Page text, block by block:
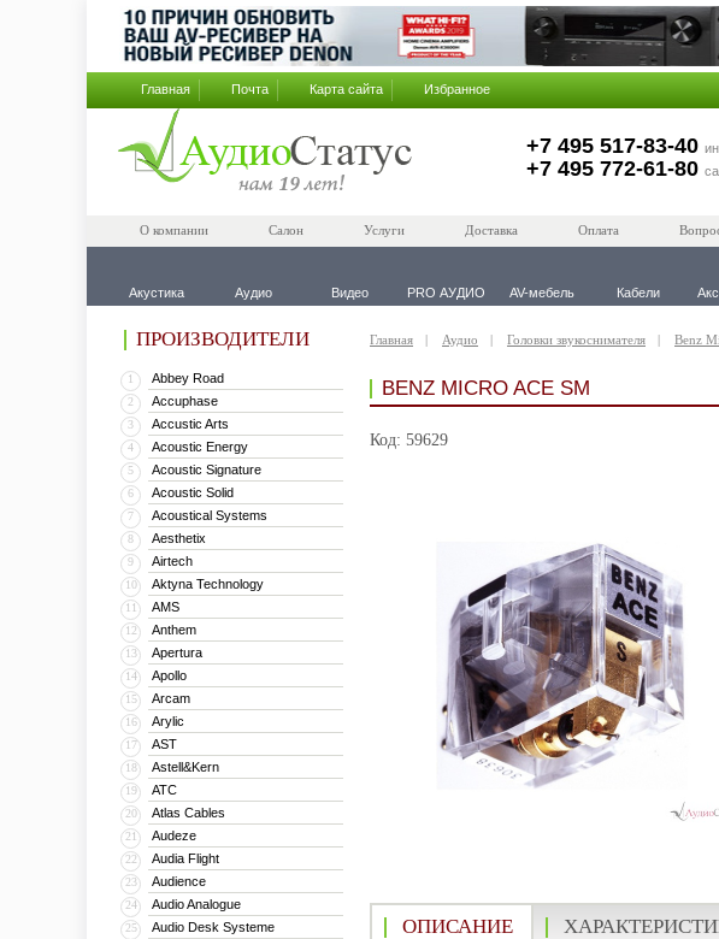
Главная Почта Карта сайта Избранное
+7 495 517-83-40
+7 495 772-61-80
О компании Салон Услуги Доставка Оплата
Акустика Аудио Видео PRO АУДИО AV-мебель Кабели
ПРОИЗВОДИТЕЛИ
1 Abbey Road
2 Accuphase
3 Accustic Arts
4 Acoustic Energy
5 Acoustic Signature
6 Acoustic Solid
7 Acoustical Systems
8 Aesthetix
9 Airtech
10 Aktyna Technology
11 AMS
12 Anthem
13 Apertura
14 Apollo
15 Arcam
16 Arylic
17 AST
18 Astell&Kern
19 ATC
20 Atlas Cables
21 Audeze
22 Audia Flight
23 Audience
24 Audio Analogue
25 Audio Desk Systeme
Главная Аудио Головки звукоснимателя Benz
BENZ MICRO ACE SM
Код: 59629
ОПИСАНИЕ